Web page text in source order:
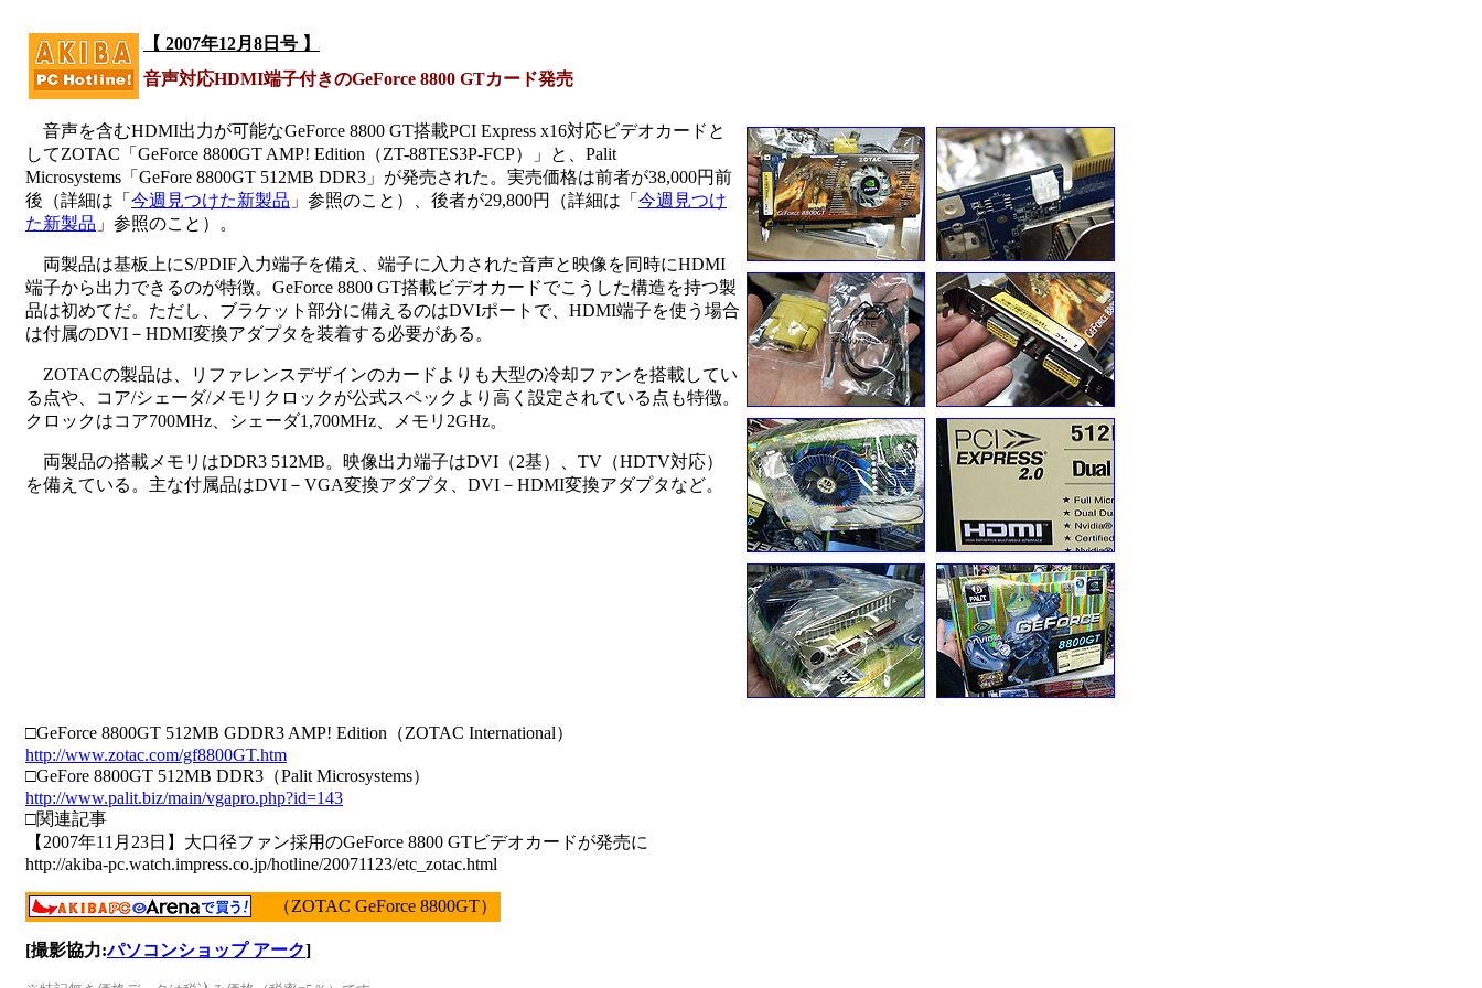
【 2007年12月8日号 】
音声対応HDMI端子付きのGeForce 8800 GTカード発売
音声を含むHDMI出力が可能なGeForce 8800 GT搭載PCI Express x16対応ビデオカードと
してZOTAC「GeForce 8800GT AMP! Edition（ZT-88TES3P-FCP）」と、Palit
Microsystems「GeFore 8800GT 512MB DDR3」が発売された。実売価格は前者が38,000円前
後（詳細は「 今週見つけた新製品 」参照のこと）、後者が29,800円（詳細は「 今週見つけ
た新製品 」参照のこと）。
両製品は基板上にS/PDIF入力端子を備え、端子に入力された音声と映像を同時にHDMI
端子から出力できるのが特徴。GeForce 8800 GT搭載ビデオカードでこうした構造を持つ製
品は初めてだ。ただし、ブラケット部分に備えるのはDVIポートで、HDMI端子を使う場合
は付属のDVI－HDMI変換アダプタを装着する必要がある。
ZOTACの製品は、リファレンスデザインのカードよりも大型の冷却ファンを搭載してい
る点や、コア/シェーダ/メモリクロックが公式スペックより高く設定されている点も特徴。
クロックはコア700MHz、シェーダ1,700MHz、メモリ2GHz。
両製品の搭載メモリはDDR3 512MB。映像出力端子はDVI（2基）、TV（HDTV対応）
を備えている。主な付属品はDVI－VGA変換アダプタ、DVI－HDMI変換アダプタなど。
□GeForce 8800GT 512MB GDDR3 AMP! Edition（ZOTAC International）
http://www.zotac.com/gf8800GT.htm
□GeFore 8800GT 512MB DDR3（Palit Microsystems）
http://www.palit.biz/main/vgapro.php?id=143
□関連記事
【2007年11月23日】大口径ファン採用のGeForce 8800 GTビデオカードが発売に
http://akiba-pc.watch.impress.co.jp/hotline/20071123/etc_zotac.html
（ZOTAC GeForce 8800GT）
[撮影協力:パソコンショップ アーク]